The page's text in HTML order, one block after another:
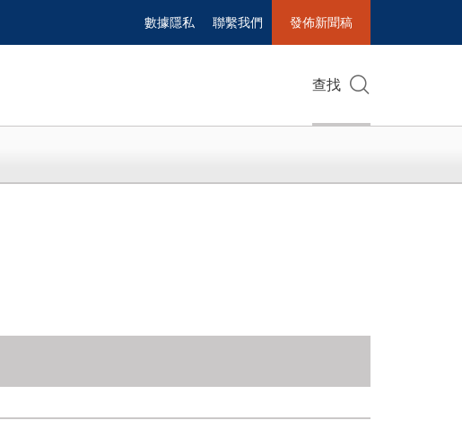
數據隱私 聯繫我們 發佈新聞稿
查找